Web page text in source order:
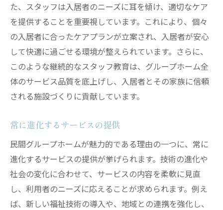
た、スタッフは入居者のニーズに耳を傾け、適切なケア
を提供することを重要視しています。これにより、個々
の入居者に合ったケアプランが立案され、入居者が安心
して快適に過ごせる環境が整えられています。さらに、
このような継続的なスタッフ教育は、グループホーム全
体のサービス品質を底上げし、入居者とその家族に信頼
される施設づくりに貢献しています。
常に進化するサービスの提供
民間グループホームが魅力的である理由の一つに、常に
進化するサービスの提供が挙げられます。技術の進化や
社会の変化に合わせて、サービスの内容を柔軟に見直
し、利用者のニーズに応えることが求められます。例え
ば、新しい福祉技術の導入や、地域との連携を強化し、